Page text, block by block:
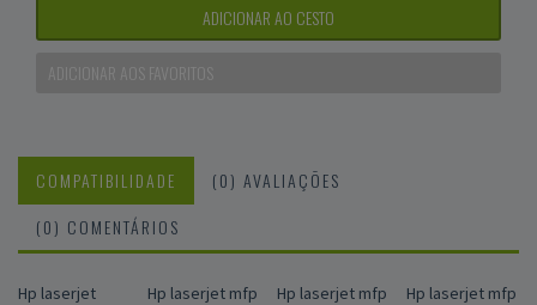
ADICIONAR AO CESTO
ADICIONAR AOS FAVORITOS
COMPATIBILIDADE
(0) AVALIAÇÕES
(0) COMENTÁRIOS
Hp laserjet
Hp laserjet mfp
Hp laserjet mfp
Hp laserjet mfp